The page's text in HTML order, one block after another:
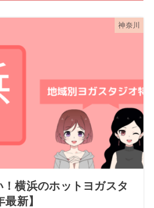
神奈川
！横浜のホットヨガスタ
新】